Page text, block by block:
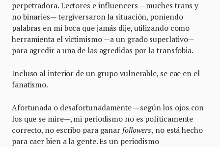
perpetradora. Lectores e influencers —muches trans y
no binaries— tergiversaron la situación, poniendo
palabras en mi boca que jamás dije, utilizando como
herramienta el victimismo —a un grado superlativo—
para agredir a una de las agredidas por la transfobia.
Incluso al interior de un grupo vulnerable, se cae en el
fanatismo.
Afortunada o desafortunadamente —según los ojos con
los que se mire—, mi periodismo no es políticamente
correcto, no escribo para ganar followers, no está hecho
para caer bien a la gente. Es un periodismo